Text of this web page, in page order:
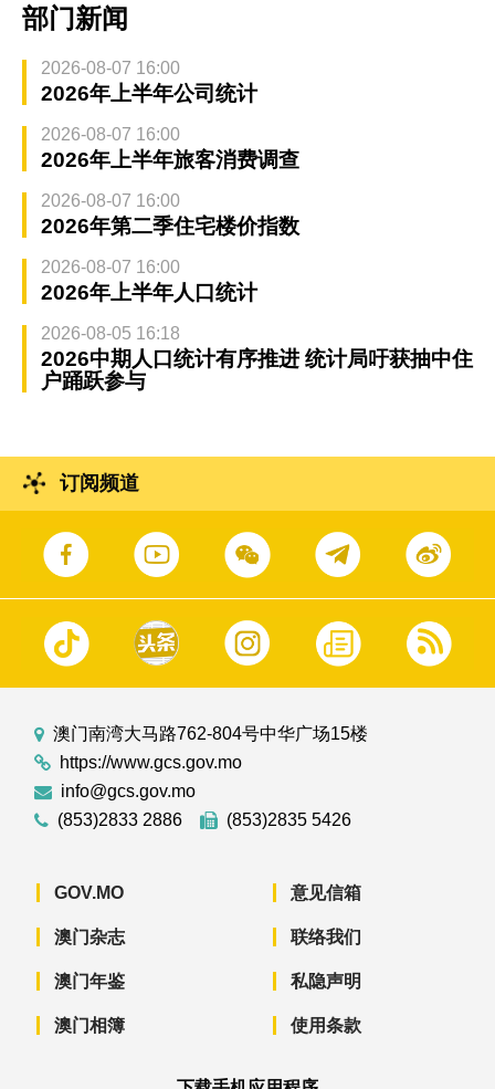
部门新闻
2026-08-07 16:00
2026年上半年公司统计
2026-08-07 16:00
2026年上半年旅客消费调查
2026-08-07 16:00
2026年第二季住宅楼价指数
2026-08-07 16:00
2026年上半年人口统计
2026-08-05 16:18
2026中期人口统计有序推进 统计局吁获抽中住
户踊跃参与
订阅频道
澳门南湾大马路762-804号中华广场15楼
https://www.gcs.gov.mo
info@gcs.gov.mo
(853)2833 2886
(853)2835 5426
GOV.MO
澳门杂志
澳门年鉴
澳门相簿
意见信箱
联络我们
私隐声明
使用条款